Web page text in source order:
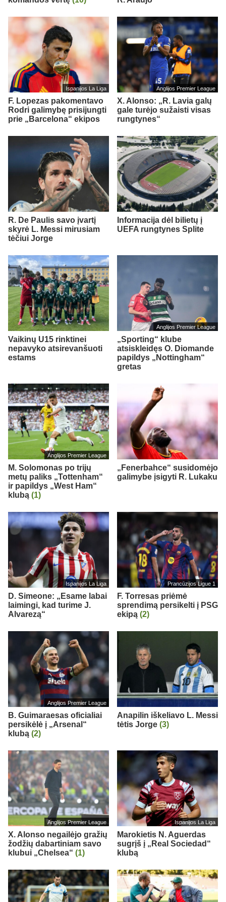
Ispanijos La Liga
F. Lopezas pakomentavo
Rodri galimybę prisijungti
prie „Barcelona“ ekipos
Anglijos Premier League
X. Alonso: „R. Lavia galų
gale turėjo sužaisti visas
rungtynes“
R. De Paulis savo įvartį
skyrė L. Messi mirusiam
tėčiui Jorge
Informacija dėl bilietų į
UEFA rungtynes Splite
Vaikinų U15 rinktinei
nepavyko atsirevanšuoti
estams
Anglijos Premier League
„Sporting“ klube
atsiskleidęs O. Diomande
papildys „Nottingham“
gretas
Anglijos Premier League
M. Solomonas po trijų
metų paliks „Tottenham“
ir papildys „West Ham“
klubą (1)
„Fenerbahce“ susidomėjo
galimybe įsigyti R. Lukaku
Ispanijos La Liga
D. Simeone: „Esame labai
laimingi, kad turime J.
Alvarezą“
Prancūzijos Ligue 1
F. Torresas priėmė
sprendimą persikelti į PSG
ekipą (2)
Anglijos Premier League
B. Guimaraesas oficialiai
persikėlė į „Arsenal“
klubą (2)
Anapilin iškeliavo L. Messi
tėtis Jorge (3)
Anglijos Premier League
X. Alonso negailėjo gražių
žodžių dabartiniam savo
klubui „Chelsea“ (1)
Ispanijos La Liga
Marokietis N. Aguerdas
sugrįš į „Real Sociedad“
klubą